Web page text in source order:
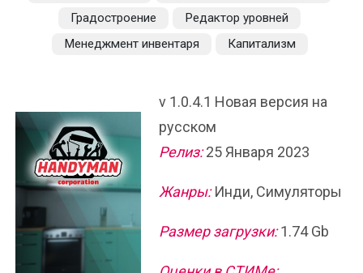
Градостроение
Редактор уровней
Менеджмент инвентаря
Капитализм
v 1.0.4.1 Новая версия на
русском
Релиз:25 Января 2023
Жанры:Инди, Симуляторы
Размер загрузки:1.74 Gb